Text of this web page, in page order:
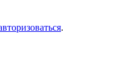
.